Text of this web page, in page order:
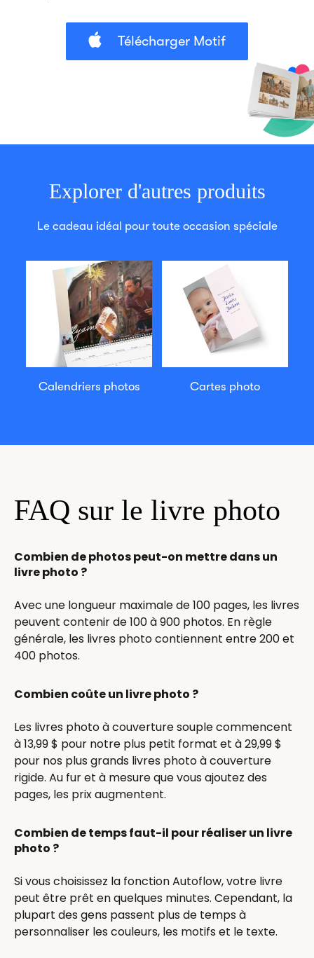
Télécharger Motif
Explorer d'autres produits
Le cadeau idéal pour toute occasion spéciale
Calendriers photos Cartes photo
FAQ sur le livre photo
Combien de photos peut-on mettre dans un
livre photo ?
Avec une longueur maximale de 100 pages, les livres
peuvent contenir de 100 à 900 photos. En règle
générale, les livres photo contiennent entre 200 et
400 photos.
Combien coûte un livre photo ?
Les livres photo à couverture souple commencent
à 13,99 $ pour notre plus petit format et à 29,99 $
pour nos plus grands livres photo à couverture
rigide. Au fur et à mesure que vous ajoutez des
pages, les prix augmentent.
Combien de temps faut-il pour réaliser un livre
photo ?
Si vous choisissez la fonction Autoflow, votre livre
peut être prêt en quelques minutes. Cependant, la
plupart des gens passent plus de temps à
personnaliser les couleurs, les motifs et le texte.